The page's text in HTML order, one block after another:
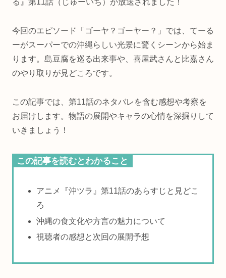
る』第11話（じゅーいち）が放送されました！
今回のエピソード「ゴーヤ？ゴーヤー？」では、てーる
ーがスーパーでの沖縄らしい光景に驚くシーンから始ま
ります。島豆腐を巡る出来事や、喜屋武さんと比嘉さん
のやり取りが見どころです。
この記事では、第11話のネタバレを含む感想や考察を
お届けします。物語の展開やキャラの心情を深掘りして
いきましょう！
この記事を読むとわかること
アニメ『沖ツラ』第11話のあらすじと見どこ
ろ
沖縄の食文化や方言の魅力について
視聴者の感想と次回の展開予想